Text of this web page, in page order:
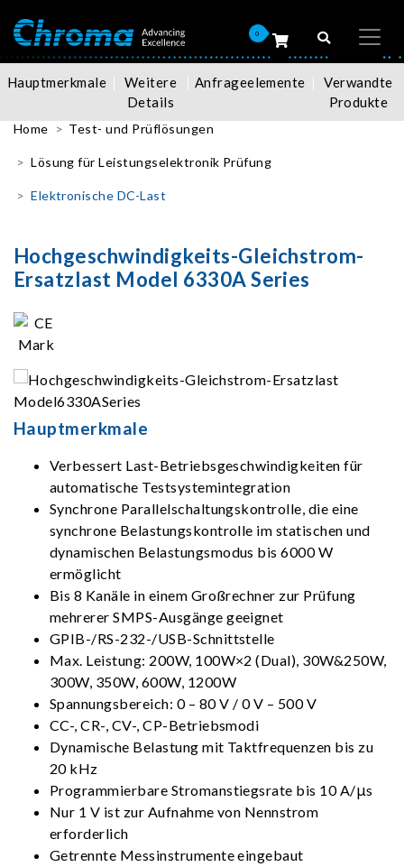
0
Hauptmerkmale
Weitere
Details
Anfrageelemente
Verwandte
Produkte
Home Test- und Prüflösungen
Lösung für Leistungselektronik Prüfung
Elektronische DC-Last
Hochgeschwindigkeits-Gleichstrom-
Ersatzlast Model 6330A Series
Hauptmerkmale
Verbessert Last-Betriebsgeschwindigkeiten für
automatische Testsystemintegration
Synchrone Parallelschaltungskontrolle, die eine
synchrone Belastungskontrolle im statischen und
dynamischen Belastungsmodus bis 6000 W
ermöglicht
Bis 8 Kanäle in einem Großrechner zur Prüfung
mehrerer SMPS-Ausgänge geeignet
GPIB-/RS-232-/USB-Schnittstelle
Max. Leistung: 200W, 100W×2 (Dual), 30W&250W,
300W, 350W, 600W, 1200W
Spannungsbereich: 0 – 80 V / 0 V – 500 V
CC-, CR-, CV-, CP-Betriebsmodi
Dynamische Belastung mit Taktfrequenzen bis zu
20 kHz
Programmierbare Stromanstiegsrate bis 10 A/μs
Nur 1 V ist zur Aufnahme von Nennstrom
erforderlich
Getrennte Messinstrumente eingebaut